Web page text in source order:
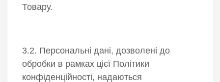
Товару.
3.2. Персональні дані, дозволені до
обробки в рамках цієї Політики
конфіденційності, надаються